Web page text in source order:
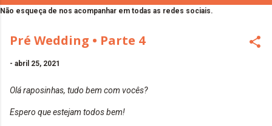
Não esqueça de nos acompanhar em todas as redes sociais.
Pré Wedding • Parte 4
- abril 25, 2021
Olá raposinhas, tudo bem com vocês?
Espero que estejam todos bem!